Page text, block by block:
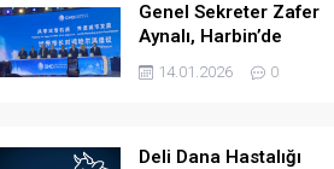
Genel Sekreter Zafer
Aynalı, Harbin’de
Küresel Belediye
Başkanları Diyaloğu’na
14.01.2026 0
Deli Dana Hastalığı